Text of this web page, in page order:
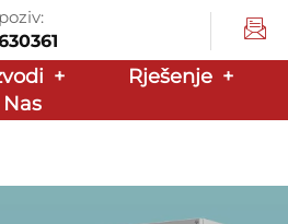
+ Rješenje +